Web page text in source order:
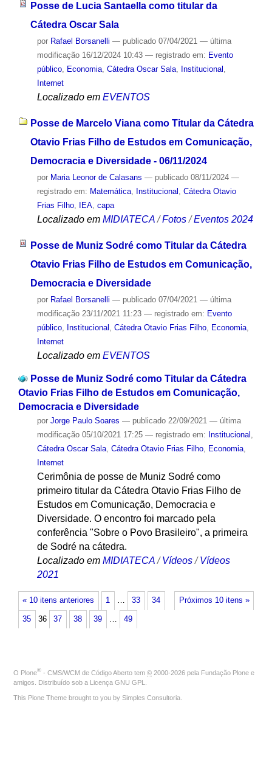
Posse de Lucia Santaella como titular da
Cátedra Oscar Sala
por Rafael Borsanelli — publicado07/04/2021 — última
modificação16/12/2024 10:43 — registrado em: Evento
público, Economia, Cátedra Oscar Sala, Institucional ,
Internet
Localizado em EVENTOS
Posse de Marcelo Viana como Titular da Cátedra
Otavio Frias Filho de Estudos em Comunicação,
Democracia e Diversidade - 06/11/2024
por Maria Leonor de Calasans — publicado08/11/2024 —
registrado em: Matemática, Institucional
Cátedra Otavio
Frias Filho, IEA, capa
Localizado em MIDIATECA /Fotos /Eventos 2024
Posse de Muniz Sodré como Titular da Cátedra
Otavio Frias Filho de Estudos em Comunicação,
Democracia e Diversidade
por Rafael Borsanelli — publicado07/04/2021 — última
modificação23/11/2021 11:23 — registrado em: Evento
público, Institucional Cátedra Otavio Frias Filho, Economia,
Internet
Localizado em EVENTOS
Posse de Muniz Sodré como Titular da Cátedra
Otavio Frias Filho de Estudos em Comunicação,
Democracia e Diversidade
por Jorge Paulo Soares — publicado22/09/2021 — última
modificação05/10/2021 17:25 — registrado em: Institucional ,
Cátedra Oscar Sala, Cátedra Otavio Frias Filho, Economia,
Internet
Cerimônia de posse de Muniz Sodré como
primeiro titular da Cátedra Otavio Frias Filho de
Estudos em Comunicação, Democracia e
Diversidade. O encontro foi marcado pela
conferência "Sobre o Povo Brasileiro", a primeira
de Sodré na cátedra.
Localizado em MIDIATECA /Vídeos /Vídeos
2021
« 10 itens anteriores Próximos 10 itens »
1 … 33 34
35 36 37 38 39 … 49
O Plone® - CMS/WCM de Código Aberto tem © 2000-2026 pela Fundação Plone e
amigos. Distribuído sob a Licença GNU GPL
This Plone Theme brought to you by Simples Consultoria